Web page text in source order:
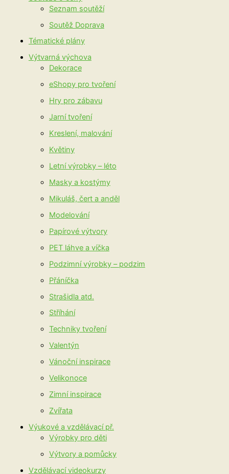
Seznam soutěží
Soutěž Doprava
Tématické plány
Výtvarná výchova
Dekorace
eShopy pro tvoření
Hry pro zábavu
Jarní tvoření
Kreslení, malování
Květiny
Letní výrobky – léto
Masky a kostýmy
Mikuláš, čert a anděl
Modelování
Papírové výtvory
PET láhve a víčka
Podzimní výrobky – podzim
Přáníčka
Strašidla atd.
Stříhání
Techniky tvoření
Valentýn
Vánoční inspirace
Velikonoce
Zimní inspirace
Zvířata
Výukové a vzdělávací př.
Výrobky pro děti
Výtvory a pomůcky
Vzdělávací videokurzy